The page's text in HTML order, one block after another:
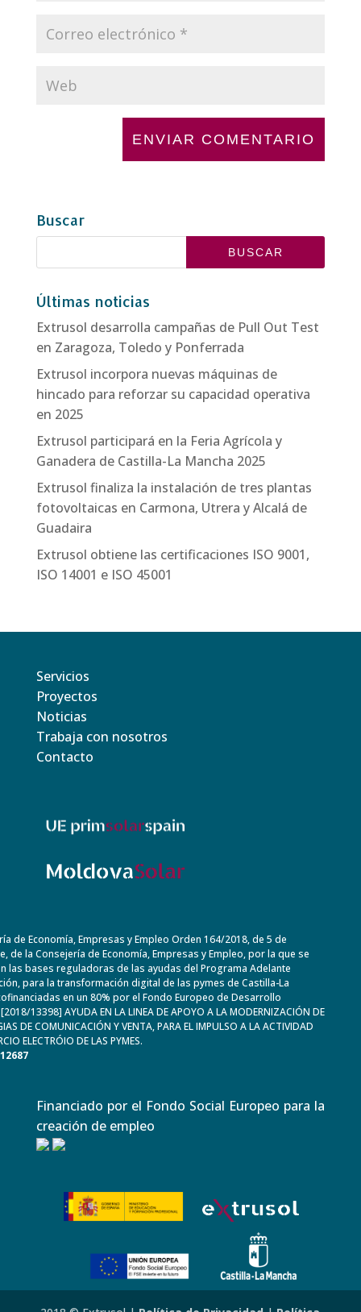
Buscar
Últimas noticias
Extrusol desarrolla campañas de Pull Out Test
en Zaragoza, Toledo y Ponferrada
Extrusol incorpora nuevas máquinas de
hincado para reforzar su capacidad operativa
en 2025
Extrusol participará en la Feria Agrícola y
Ganadera de Castilla-La Mancha 2025
Extrusol finaliza la instalación de tres plantas
fotovoltaicas en Carmona, Utrera y Alcalá de
Guadaira
Extrusol obtiene las certificaciones ISO 9001,
ISO 14001 e ISO 45001
Servicios
Proyectos
Noticias
Trabaja con nosotros
Contacto
de Economía, Empresas y Empleo Orden 164/2018, de 5 de
de la Consejería de Economía, Empresas y Empleo, por la que se
las bases reguladoras de las ayudas del Programa Adelante
para la transformación digital de las pymes de Castilla-La
en un 80% por el Fondo Europeo de Desarrollo
13398] AYUDA EN LA LINEA DE APOYO A LA MODERNIZACIÓN DE
DE COMUNICACIÓN Y VENTA, PARA EL IMPULSO A LA ACTIVIDAD
ELECTRÓIO DE LAS PYMES.
Financiado por el Fondo Social Europeo para la
creación de empleo